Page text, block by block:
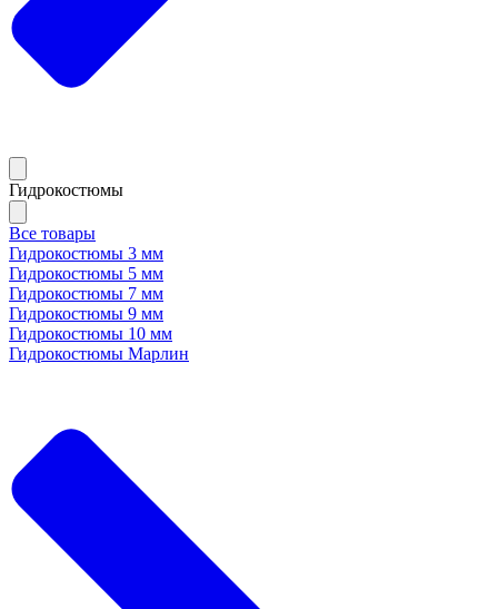
Гидрокостюмы
Все товары
Гидрокостюмы 3 мм
Гидрокостюмы 5 мм
Гидрокостюмы 7 мм
Гидрокостюмы 9 мм
Гидрокостюмы 10 мм
Гидрокостюмы Марлин